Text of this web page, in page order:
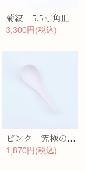
菊紋 5.5寸角皿
3,300円(税込)
ピンク 究極のレンゲ
1,870円(税込)